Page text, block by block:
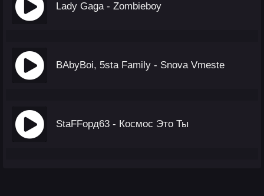
Lady Gaga - Zombieboy
BAbyBoi, 5sta Family - Snova Vmeste
StaFFорд63 - Космос Это Ты